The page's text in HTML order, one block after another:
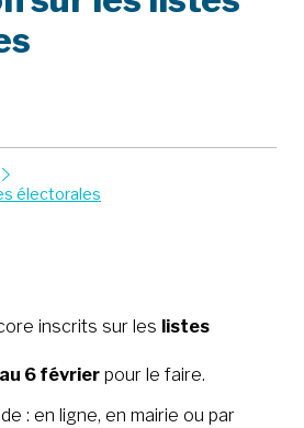
CONTACT
électorales
inscrits sur les listes
6 février pour le faire.
: en ligne, en mairie ou par